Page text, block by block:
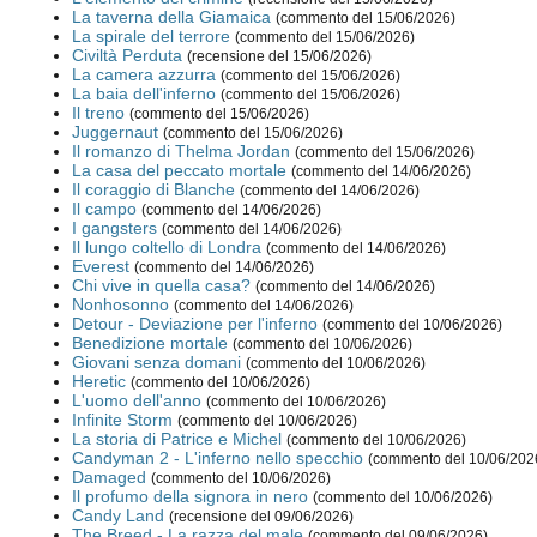
La taverna della Giamaica (commento del 15/06/2026)
La spirale del terrore (commento del 15/06/2026)
Civiltà Perduta (recensione del 15/06/2026)
La camera azzurra (commento del 15/06/2026)
La baia dell'inferno (commento del 15/06/2026)
Il treno (commento del 15/06/2026)
Juggernaut (commento del 15/06/2026)
Il romanzo di Thelma Jordan (commento del 15/06/2026)
La casa del peccato mortale (commento del 14/06/2026)
Il coraggio di Blanche (commento del 14/06/2026)
Il campo (commento del 14/06/2026)
I gangsters (commento del 14/06/2026)
Il lungo coltello di Londra (commento del 14/06/2026)
Everest (commento del 14/06/2026)
Chi vive in quella casa? (commento del 14/06/2026)
Nonhosonno (commento del 14/06/2026)
Detour - Deviazione per l'inferno (commento del 10/06/2026)
Benedizione mortale (commento del 10/06/2026)
Giovani senza domani (commento del 10/06/2026)
Heretic (commento del 10/06/2026)
L'uomo dell'anno (commento del 10/06/2026)
Infinite Storm (commento del 10/06/2026)
La storia di Patrice e Michel (commento del 10/06/2026)
Candyman 2 - L'inferno nello specchio (commento del 10/06/
Damaged (commento del 10/06/2026)
Il profumo della signora in nero (commento del 10/06/2026)
Candy Land (recensione del 09/06/2026)